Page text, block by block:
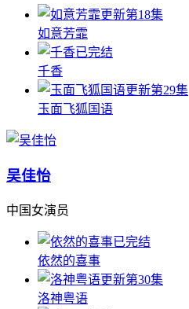
更新第18集
如意芳霏
已完结
千香
更新第29集
玉面飞狐国语
吴佳怡
中国女演员
已完结
依然的喜事
更新第30集
洛神粤语